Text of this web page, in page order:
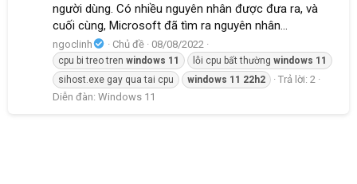
người dùng. Có nhiều nguyên nhân được đưa ra, và
cuối cùng, Microsoft đã tìm ra nguyên nhân...
ngoclinh Chủ đề 08/08/2022
cpu bi treo tren windows 11 lỗi cpu bất thường windows 11
sihost.exe gay qua tai cpu
windows 11 22h2
Trả lời: 2
Diễn đàn: Windows 11